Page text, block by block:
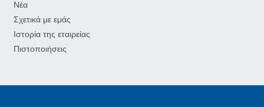
Νέα
Σχετικά με εμάς
Ιστορία της εταιρείας
Πιστοποιήσεις